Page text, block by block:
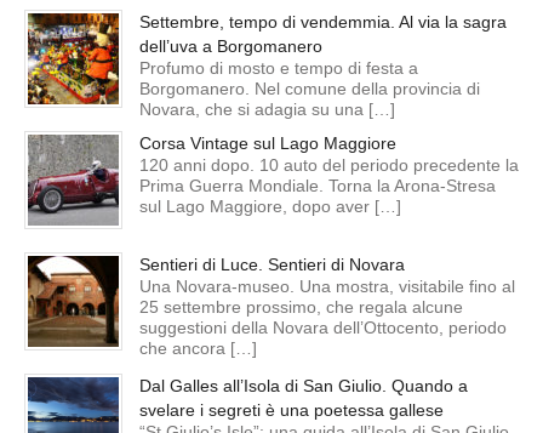
Settembre, tempo di vendemmia. Al via la sagra
dell’uva a Borgomanero
Profumo di mosto e tempo di festa a
Borgomanero. Nel comune della provincia di
Novara, che si adagia su una […]
Corsa Vintage sul Lago Maggiore
120 anni dopo. 10 auto del periodo precedente la
Prima Guerra Mondiale. Torna la Arona-Stresa
sul Lago Maggiore, dopo aver […]
Sentieri di Luce. Sentieri di Novara
Una Novara-museo. Una mostra, visitabile fino al
25 settembre prossimo, che regala alcune
suggestioni della Novara dell’Ottocento, periodo
che ancora […]
Dal Galles all’Isola di San Giulio. Quando a
svelare i segreti è una poetessa gallese